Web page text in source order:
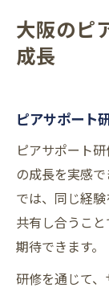
大阪のピ
成長
ピアサポート
ピアサポート
の成長を実感
では、同じ経
共有し合うこ
期待できます。
研修を通じて